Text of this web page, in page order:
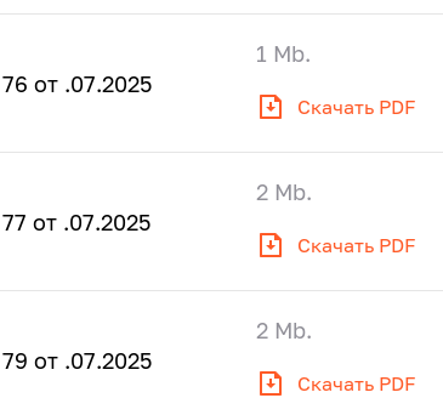
от .07.2025
Скачать PDF
1 Mb.
от .07.2025
Скачать PDF
2 Mb.
от .07.2025
Скачать PDF
2 Mb.